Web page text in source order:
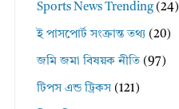
Sports News Trending(24)
ই পাসপোর্ট সংক্রান্ত তথ্য (20)
জমি জমা বিষয়ক নীতি (97)
টিপস এন্ড ট্রিকস (121)